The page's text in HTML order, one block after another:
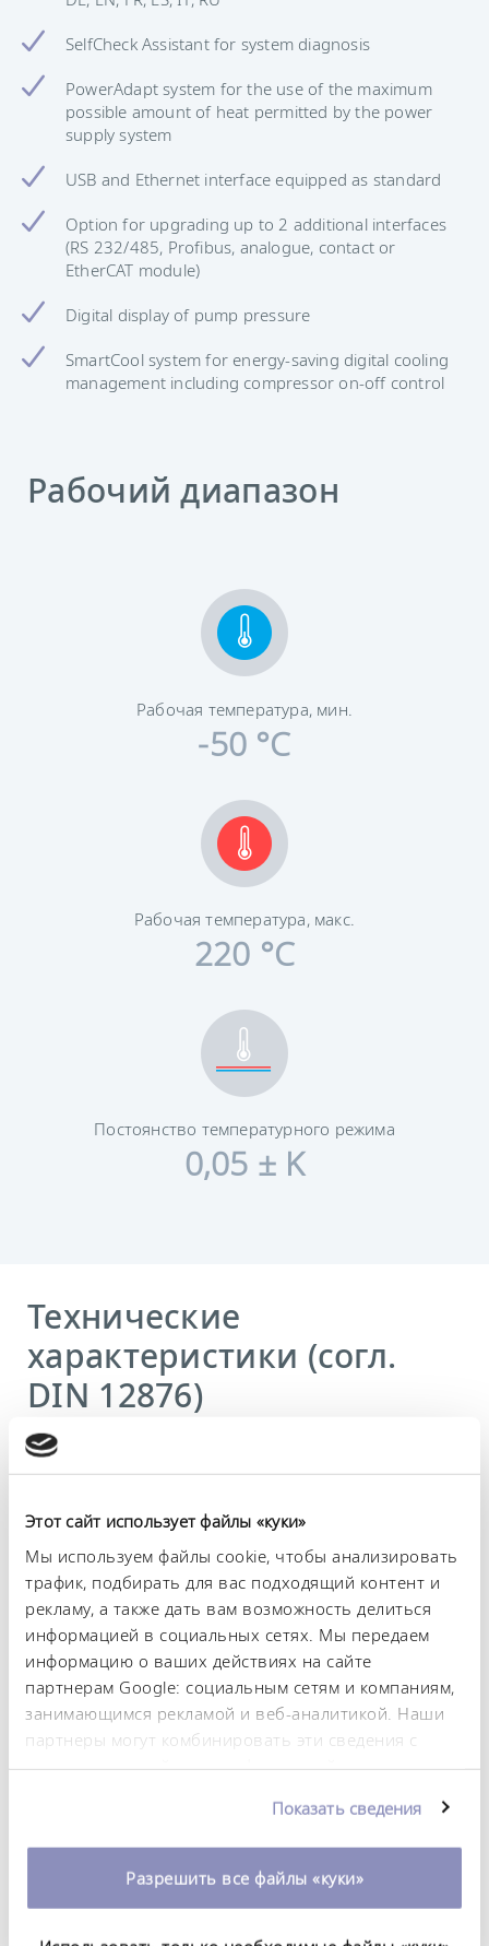
Этот сайт использует файлы «куки»
Мы используем файлы cookie, чтобы анализировать
трафик, подбирать для вас подходящий контент и
рекламу, а также дать вам возможность делиться
информацией в социальных сетях. Мы передаем
информацию о ваших действиях на сайте
партнерам Google: социальным сетям и компаниям,
занимающимся рекламой и веб-аналитикой. Наши
партнеры могут комбинировать эти сведения с
предоставленной вами информацией, а также
использовании вами их сервисов. Вы можете
изменить или отозвать свое согласие в любое
время. Более подробную информацию об этом вы
Показать сведения
Разрешить все файлы «куки»
SelfCheck Assistant for system diagnosis
PowerAdapt system for the use of the maximum
possible amount of heat permitted by the power
supply system
USB and Ethernet interface equipped as standard
Option for upgrading up to 2 additional interfaces
(RS 232/485, Profibus, analogue, contact or
EtherCAT module)
Digital display of pump pressure
SmartCool system for energy-saving digital cooling
management including compressor on-off control
Рабочий диапазон
Рабочая температура, мин.
-50 °C
Рабочая температура, макс.
220 °C
Постоянство температурного режима
0,05 ± K
Технические
характеристики (согл.
DIN 12876)
Диапазон рабочих температур
Диапазон температуры окружающей среды
5 ... 40 °C
Постоянство температурного режима
0,05 ± K
Теплопроизводительность, макс.
8 kW
Потребляемая мощность, макс.
Давление нагнетания, макс.